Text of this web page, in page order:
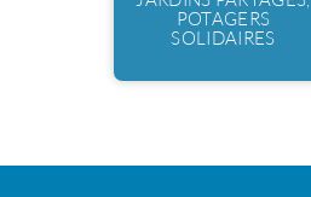
POTAGERS
SOLIDAIRES